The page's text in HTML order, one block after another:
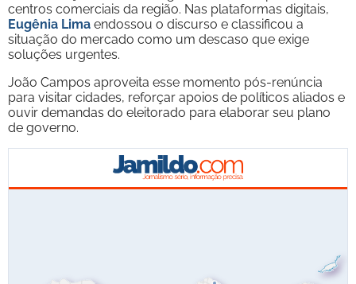
centros comerciais da região. Nas plataformas digitais,
Eugênia Lima endossou o discurso e classificou a
situação do mercado como um descaso que exige
soluções urgentes.
João Campos aproveita esse momento pós-renúncia
para visitar cidades, reforçar apoios de políticos aliados e
ouvir demandas do eleitorado para elaborar seu plano
de governo.